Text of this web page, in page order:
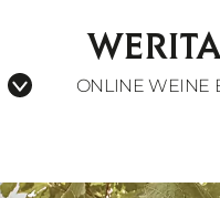
ONLINE WEINE